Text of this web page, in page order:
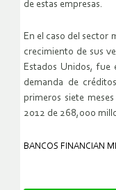
de estas empresas.
En el caso del sector
crecimiento de sus
Estados Unidos, fue
demanda de
primeros siete
2012 de 268,000
BANCOS FINANCIAN